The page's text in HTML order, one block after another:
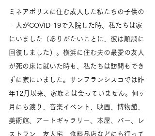
ミネアポリスに住む成人した私たちの子供の
一人がCOVID-19で入院した時、私たちは家
にいました（ありがたいことに、彼は順調に
回復しました）。横浜に住む夫の最愛の友人
が死の床に就いた時も、私たちは訪問もでき
ずに家にいました。サンフランシスコでは昨
年12月以来、家族とは会っていません。何ヶ
月にも渡り、音楽イベント、映画、博物館、
美術館、アートギャラリー、本屋、バー、レ
ストラン、友人宅、食料品店などにも行って